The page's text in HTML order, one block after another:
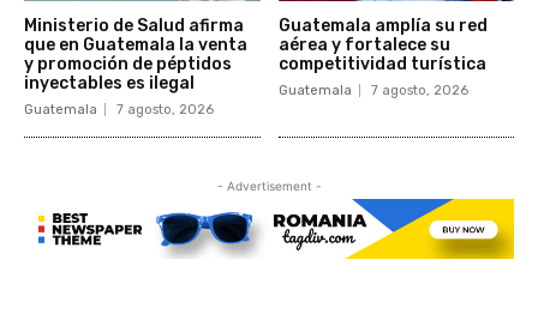
Ministerio de Salud afirma
que en Guatemala la venta
y promoción de péptidos
inyectables es ilegal
Guatemala 7 agosto, 2026
Guatemala amplía su red
aérea y fortalece su
competitividad turística
Guatemala 7 agosto, 2026
- Advertisement -